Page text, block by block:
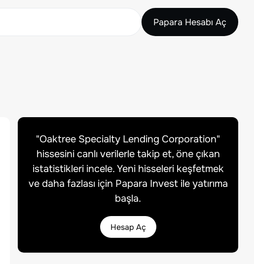
Papara Hesabı Aç
"Oaktree Specialty Lending Corporation"
hissesini canlı verilerle takip et, öne çıkan
istatistikleri incele. Yeni hisseleri keşfetmek
ve daha fazlası için Papara Invest ile yatırıma
başla.
Hesap Aç